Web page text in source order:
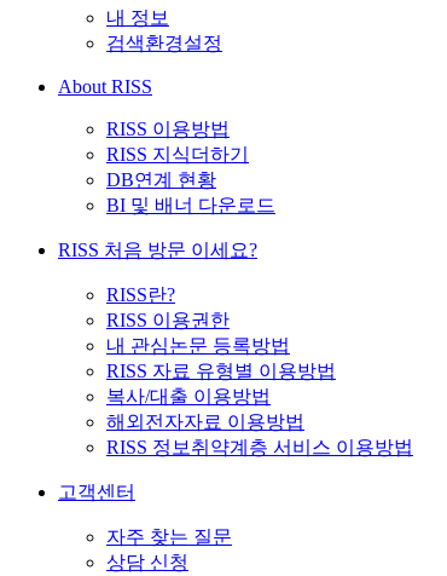
내 정보
검색환경설정
About RISS
RISS 이용방법
RISS 지식더하기
DB연계 현황
BI 및 배너 다운로드
RISS 처음 방문 이세요?
RISS란?
RISS 이용권한
내 관심논문 등록방법
RISS 자료 유형별 이용방법
복사/대출 이용방법
해외전자자료 이용방법
RISS 정보취약계층 서비스 이용방법
고객센터
자주 찾는 질문
상담 신청